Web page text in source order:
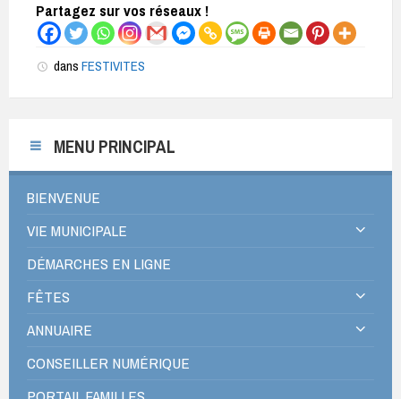
Partagez sur vos réseaux !
dans FESTIVITES
MENU PRINCIPAL
BIENVENUE
VIE MUNICIPALE
DÉMARCHES EN LIGNE
FÊTES
ANNUAIRE
CONSEILLER NUMÉRIQUE